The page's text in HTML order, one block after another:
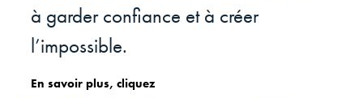
à garder confiance et à créer
l’impossible.
En savoir plus, cliquez